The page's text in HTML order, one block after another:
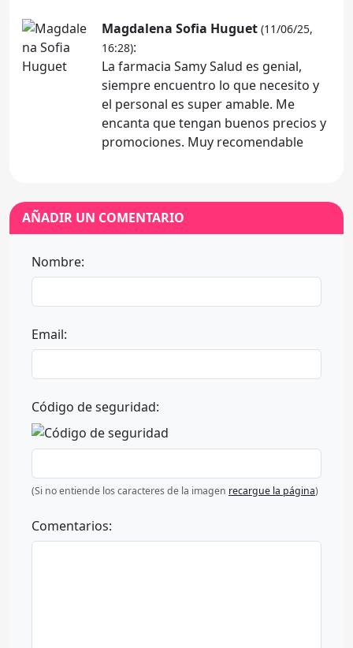
Magdalena Sofia Huguet (11/06/25,
16:28):
La farmacia Samy Salud es genial,
siempre encuentro lo que necesito y
el personal es super amable. Me
encanta que tengan buenos precios y
promociones. Muy recomendable
AÑADIR UN COMENTARIO
Nombre:
Email:
Código de seguridad:
(Si no entiende los caracteres de la imagen recargue la página)
Comentarios: